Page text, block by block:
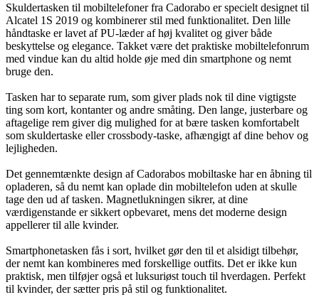
Skuldertasken til mobiltelefoner fra Cadorabo er specielt designet til
Alcatel 1S 2019 og kombinerer stil med funktionalitet. Den lille
håndtaske er lavet af PU-læder af høj kvalitet og giver både
beskyttelse og elegance. Takket være det praktiske mobiltelefonrum
med vindue kan du altid holde øje med din smartphone og nemt
bruge den.
Tasken har to separate rum, som giver plads nok til dine vigtigste
ting som kort, kontanter og andre småting. Den lange, justerbare og
aftagelige rem giver dig mulighed for at bære tasken komfortabelt
som skuldertaske eller crossbody-taske, afhængigt af dine behov og
lejligheden.
Det gennemtænkte design af Cadorabos mobiltaske har en åbning til
opladeren, så du nemt kan oplade din mobiltelefon uden at skulle
tage den ud af tasken. Magnetlukningen sikrer, at dine
værdigenstande er sikkert opbevaret, mens det moderne design
appellerer til alle kvinder.
Smartphonetasken fås i sort, hvilket gør den til et alsidigt tilbehør,
der nemt kan kombineres med forskellige outfits. Det er ikke kun
praktisk, men tilføjer også et luksuriøst touch til hverdagen. Perfekt
til kvinder, der sætter pris på stil og funktionalitet.